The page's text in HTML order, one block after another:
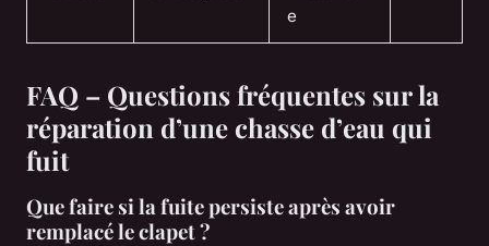
e
FAQ – Questions fréquentes sur la
réparation d’une chasse d’eau qui
fuit
Que faire si la fuite persiste après avoir
remplacé le clapet ?